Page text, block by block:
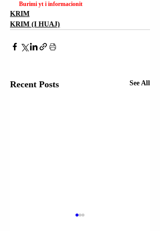
Burimi yt i informacionit
KRIM
KRIM (I HUAJ)
Recent Posts See All